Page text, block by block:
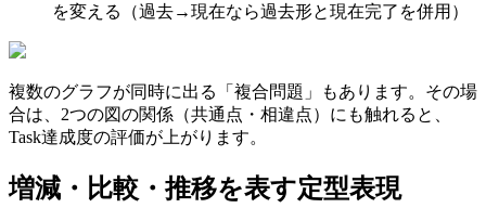
を変える（過去→現在なら過去形と現在完了を併用）
複数のグラフが同時に出る「複合問題」もあります。その場
合は、2つの図の関係（共通点・相違点）にも触れると、
Task達成度の評価が上がります。
増減・比較・推移を表す定型表現